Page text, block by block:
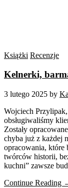
Książki Recenzje
Kelnerki,
3 lutego 2025 by
Wojciech
obsługiwaliśmy
Zostały
chyba już z każdej
opracowania, które
twórców historii,
kuchni” zawsze
Continue Reading